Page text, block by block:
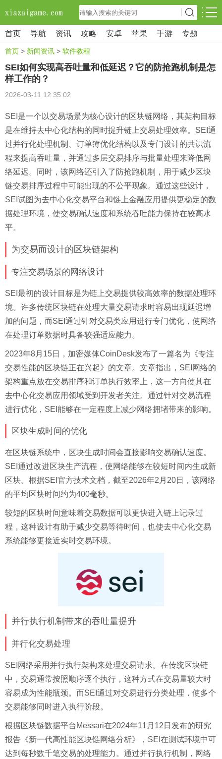
首页 导航 资讯 攻略 安卓 苹果 手游 专题
首页 > 新闻资讯 > 软件教程
SEI如何实现高吞吐量和低延迟？它的防抢跑机制是怎
样工作的？
2026-03-11 12:35:02
SEI是一个以交易场景为核心设计的区块链网络，其架构目标
是在维持去中心化结构的同时提升链上交易处理效率。SEI通
过并行化处理机制、订单簿优化结构以及专门设计的共识流
程来提高吞吐量，并通过多层交易排序与批量处理来降低网
络延迟。同时，该网络还引入了防抢跑机制，用于减少区块
链交易排序过程中可能出现的不公平现象。通过这些设计，
SEI试图为去中心化交易平台和链上金融应用提供更稳定的数
据处理环境，使交易确认速度和系统吞吐能力保持在较高水
平。
为交易而设计的区块链架构
专注交易场景的网络设计
SEI最初的设计目标是为链上交易提供较高效率的数据处理环
境。许多传统区块链在处理大量交易请求时容易出现延迟增
加的问题，而SEI通过针对交易类应用进行专门优化，使网络
在处理订单数据时具备较强适应能力。
2023年8月15日，加密媒体CoinDesk发布了一篇名为《专注
交易性能的区块链正在兴起》的文章。文章指出，SEI网络的
架构重点放在交易排序和订单执行效率上，这一方向使其在
去中心化交易应用领域受到开发者关注。通过针对交易流程
进行优化，SEI能够在一定程度上减少网络拥堵带来的影响。
区块生成时间的优化
在区块链系统中，区块生成时间会直接影响交易确认速度。
SEI通过改进区块生产流程，使网络能够在较短时间内生成新
区块。根据SEI官方技术文档，截至2026年2月20日，该网络
的平均区块时间约为400毫秒。
较短的区块时间意味着交易数据可以更快进入链上记录过
程，这种设计有助于减少交易等待时间，也使去中心化交易
系统能够更接近实时交易环境。
并行执行机制带来的吞吐量提升
并行化交易处理
SEI网络采用并行执行架构来处理交易请求。在传统区块链
中，交易通常按照顺序逐个执行，这种方式在交易量较大时
容易成为性能瓶颈。而SEI通过对交易进行分类处理，使多个
交易能够同时进入执行阶段。
根据区块链数据平台Messari在2024年11月12日发布的研究
报告《新一代高性能区块链网络分析》，SEI在测试环境中可
达到每秒数千笔交易的处理能力。通过并行执行机制，网络